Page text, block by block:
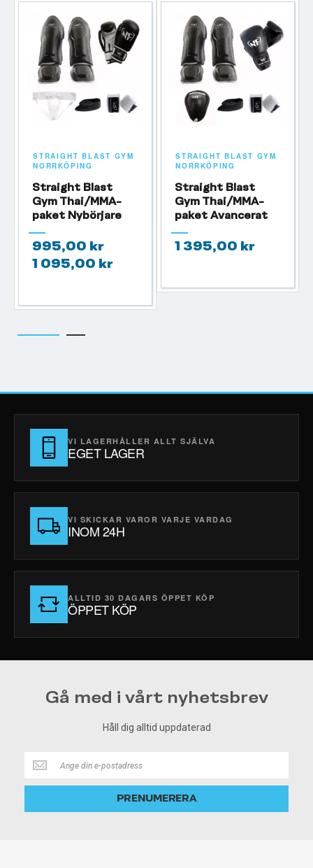
STRAIGHT BLAST GYM
NORRKÖPING
Straight Blast
Gym Thai/MMA-
paket Nybörjare
995,00 kr
1 095,00 kr
STRAIGHT BLAST GYM
NORRKÖPING
Straight Blast
Gym Thai/MMA-
paket Avancerat
1 395,00 kr
VI LAGERHÅLLER ALLT SJÄLVA
EGET LAGER
VI SKICKAR VAROR VARJE VARDAG
INOM 24H
ALLTID 30 DAGARS ÖPPET KÖP
ÖPPET KÖP
Gå med i vårt nyhetsbrev
Håll dig alltid uppdaterad
Håll
dig
alltid
PRENUMERERA